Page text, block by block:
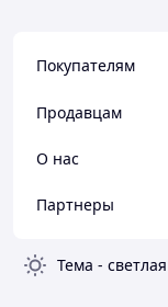
Покупателям
Продавцам
О нас
Партнеры
Тема - светлая